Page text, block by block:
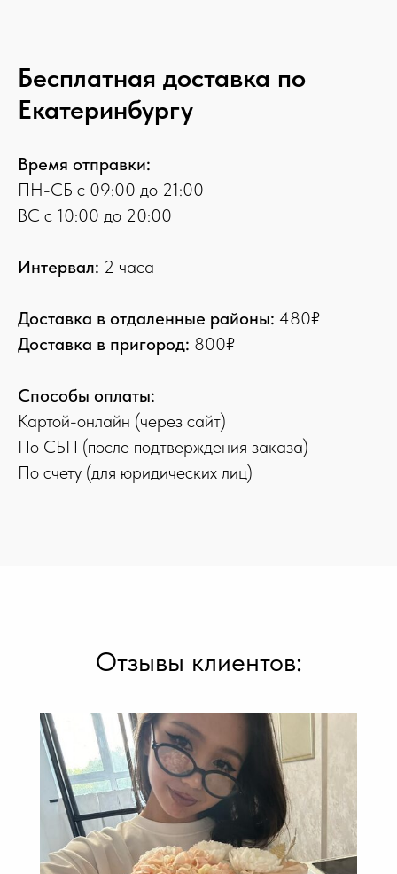
Бесплатная доставка по
Екатеринбургу
Время отправки:
ПН-СБ с 09:00 до 21:00
ВС с 10:00 до 20:00
Интервал: 2 часа
Доставка в отдаленные районы: 480₽
Доставка в пригород: 800₽
Способы оплаты:
Картой-онлайн (через сайт)
По СБП (после подтверждения заказа)
По счету (для юридических лиц)
Отзывы клиентов: